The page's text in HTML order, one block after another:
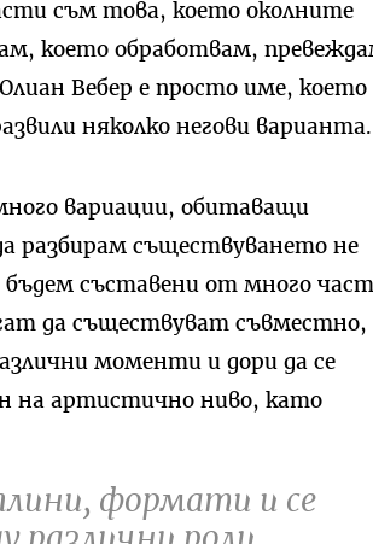
съм това, което околните
което обработвам,
Вебер е просто име, което
няколко негови варианта.
вариации, обитаващи
разбирам съществуването не
съставени от много
да съществуват съвместно,
моменти и дори да се
на артистично ниво, като
формати и се